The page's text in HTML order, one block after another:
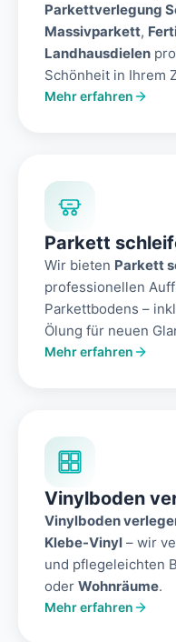
Parkettverlegung
Massivparkett,
Landhausdielen
Schönheit in Ihrem
Mehr erfahren
Parkett
Wir bieten Parkett
professionellen
Parkettbodens –
Ölung für neuen
Mehr erfahren
Vinylboden
Vinylboden
Klebe-Vinyl – wir
und pflegeleichten
oder Wohnräume.
Mehr erfahren